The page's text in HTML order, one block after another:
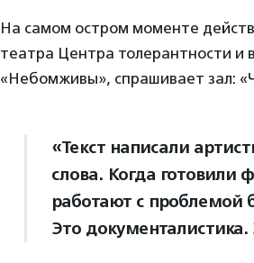
На самом остром моменте
театра Центра толерантности
«Небомживы», спрашивает зал:
«Текст написали
слова. Когда
работают с проблемой
Это